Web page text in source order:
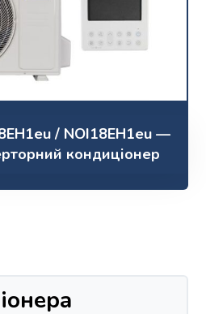
/ NOI18EH1eu —
кондиціонер